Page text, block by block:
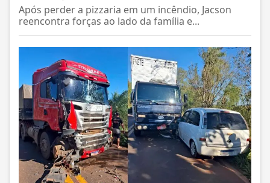
Após perder a pizzaria em um incêndio, Jacson
reencontra forças ao lado da família e...